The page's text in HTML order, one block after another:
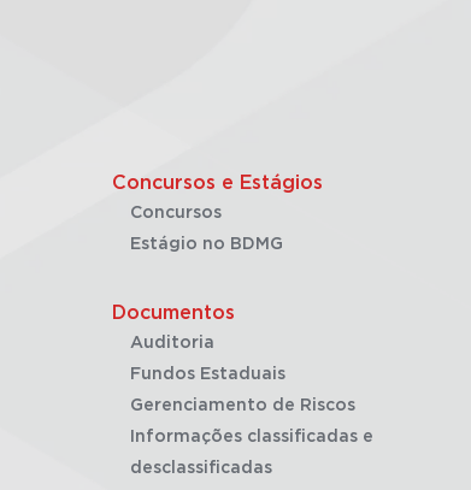
Concursos e Estágios
Concursos
Estágio no BDMG
Documentos
Auditoria
Fundos Estaduais
Gerenciamento de Riscos
Informações classificadas e
desclassificadas